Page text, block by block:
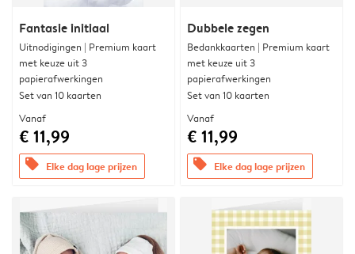
Fantasie initiaal
Uitnodigingen | Premium kaart
met keuze uit 3
papierafwerkingen
Set van 10 kaarten
Vanaf
€ 11,99
offers Elke dag lage prijzen
Dubbele zegen
Bedankkaarten | Premium kaart
met keuze uit 3
papierafwerkingen
Set van 10 kaarten
Vanaf
€ 11,99
offers Elke dag lage prijzen